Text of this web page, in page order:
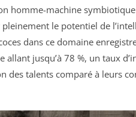
homme-machine
le potentiel de
dans ce domaine
allant jusqu’à 78 %, un taux
des talents comparé à leurs